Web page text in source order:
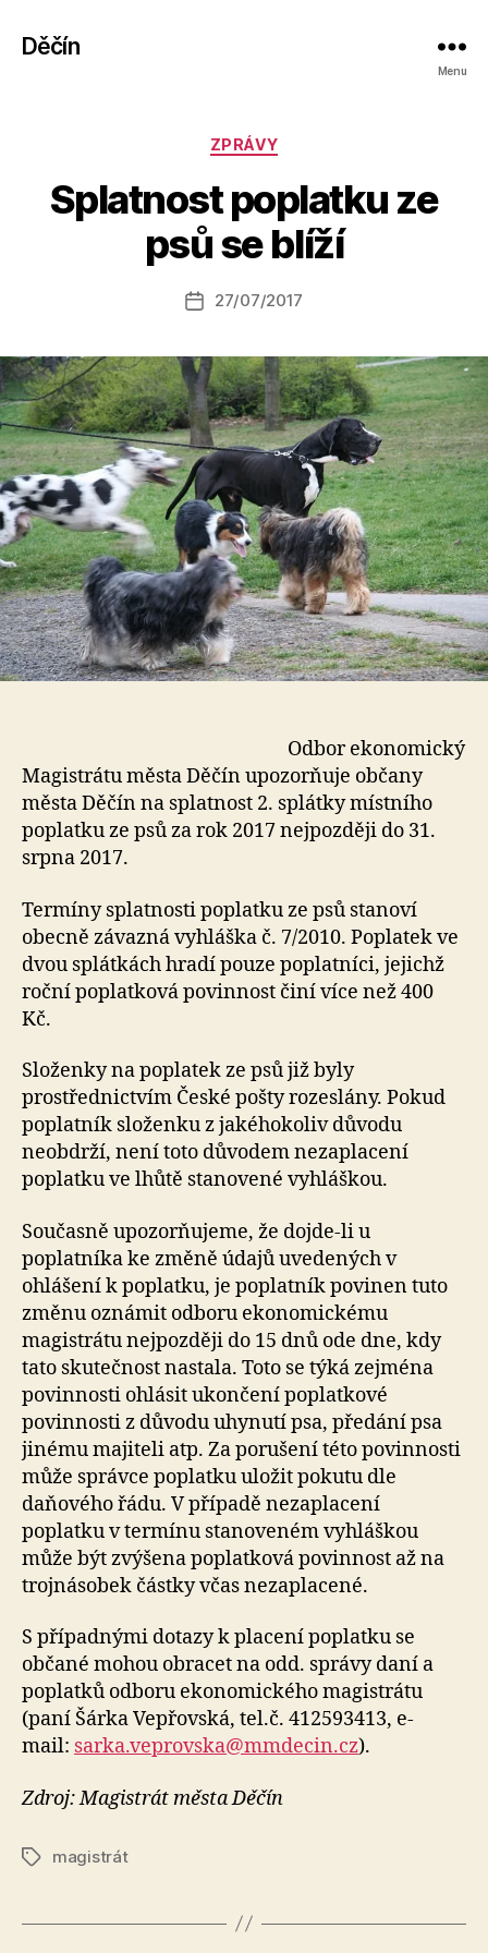
Děčín
Menu
Rubriky
ZPRÁVY
Splatnost poplatku ze
psů se blíží
Autor
příspěvku
u
t
o
a
s
o
Datum
27/07/2017
Odbor ekonomický
Magistrátu města Děčín upozorňuje občany
města Děčín na splatnost 2. splátky místního
poplatku ze psů za rok 2017 nejpozději do 31.
srpna 2017.
Termíny splatnosti poplatku ze psů stanoví
obecně závazná vyhláška č. 7/2010. Poplatek ve
dvou splátkách hradí pouze poplatníci, jejichž
roční poplatková povinnost činí více než 400
Kč.
Složenky na poplatek ze psů již byly
prostřednictvím České pošty rozeslány. Pokud
poplatník složenku z jakéhokoliv důvodu
neobdrží, není toto důvodem nezaplacení
poplatku ve lhůtě stanovené vyhláškou.
Současně upozorňujeme, že dojde-li u
poplatníka ke změně údajů uvedených v
ohlášení k poplatku, je poplatník povinen tuto
změnu oznámit odboru ekonomickému
magistrátu nejpozději do 15 dnů ode dne, kdy
tato skutečnost nastala. Toto se týká zejména
povinnosti ohlásit ukončení poplatkové
povinnosti z důvodu uhynutí psa, předání psa
jinému majiteli atp. Za porušení této povinnosti
může správce poplatku uložit pokutu dle
daňového řádu. V případě nezaplacení
poplatku v termínu stanoveném vyhláškou
může být zvýšena poplatková povinnost až na
trojnásobek částky včas nezaplacené.
S případnými dotazy k placení poplatku se
občané mohou obracet na odd. správy daní a
poplatků odboru ekonomického magistrátu
(paní Šárka Vepřovská, tel.č. 412593413, e-
mail: sarka.veprovska@mmdecin.cz).
Zdroj: Magistrát města Děčín
Štítkymagistrát